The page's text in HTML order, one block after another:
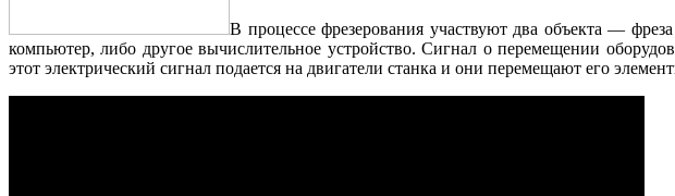
В процессе фрезерования участвуют два объекта —
компьютер, либо другое вычислительное устройство. Сигнал о перемещении
этот электрический сигнал подается на двигатели станка и они перемещают его